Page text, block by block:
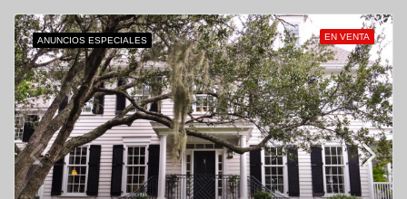
ANUNCIOS ESPECIALES EN VENTA